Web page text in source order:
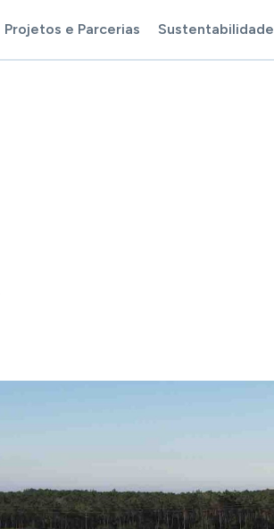
Projetos e Parcerias Sustentabilidade